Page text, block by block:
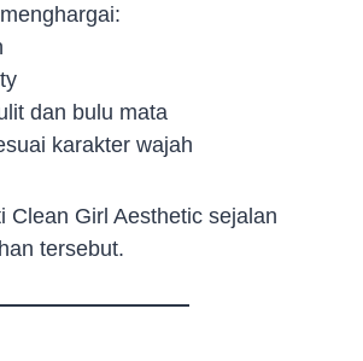
dan bulu mata
karakter wajah
Clean Girl Aesthetic sejalan
tersebut.